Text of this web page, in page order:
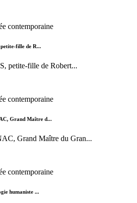
contemporaine
fille de R...
petite-fille de Robert...
contemporaine
Grand Maître d...
Grand Maître du Gran...
contemporaine
humaniste ...